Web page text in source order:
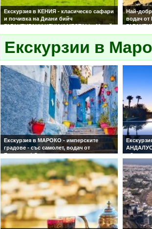
Екскурзия в КЕНИЯ - класическо сафари
и почивка на Диани бийч
ГАРАНТИРАНИ ЦЕНИ И МЕСТА! | ♦ Масай
Мара – голямата петорка, миграцията на
гнута, безкрайни савани ♦ Езерото
Найваша – разходки с лодка и сафари
пеша сред жирафи и други животни ♦
фламинго и богато животинско
разнообразие ♦ Плажът Диани – бял
пясък и кристално чисти води
Най-
водач от
самолет
Екскурзии в
Екскурзия в МАРОКО - имперските
градове - със самолет, водач от
България! Отстъпки за ранни
записвания!
Посещение на Казабланка, Маракеш,
Фес, Рабат, Мекнес, Танжер и синия град
Шефшауен!
Мадрид -
Танжер -